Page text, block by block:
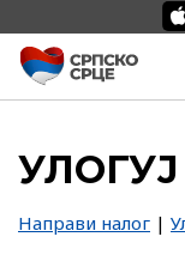
Направи налог |